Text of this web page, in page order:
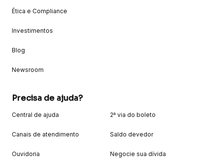
Ética e Compliance
Investimentos
Blog
Newsroom
Precisa de ajuda?
Central de ajuda
Canais de atendimento
Ouvidoria
2ª via do boleto
Saldo devedor
Negocie sua dívida